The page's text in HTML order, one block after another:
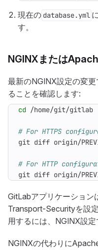
現在の database.yml
す。
NGINXまたは
最新のNGINX設定の変
ることを確認します:
cd
# For HTTPS
# For HTTP
git diff origin/
GitLabアプリケーショ
Transport-Securityを設
用するには、NGINX設定
NGINXの代わりに